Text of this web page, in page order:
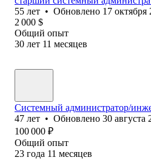
55 лет • Обновлено 17 октября
2 000 $
Общий опыт
30 лет 11 месяцев
Системный администратор/
47 лет • Обновлено 30 августа
100 000 ₽
Общий опыт
23 года 11 месяцев